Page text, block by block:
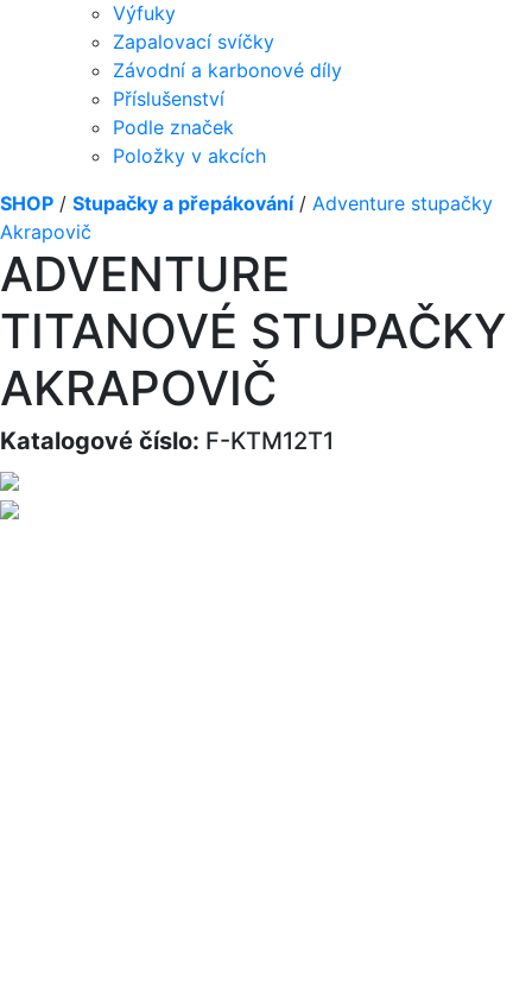
Výfuky
Zapalovací svíčky
Závodní a karbonové díly
Příslušenství
Podle značek
Položky v akcích
SHOP / Stupačky a přepákování/ Adventure stupačky
Akrapovič
ADVENTURE
TITANOVÉ STUPAČKY
AKRAPOVIČ
Katalogové číslo: F-KTM12T1